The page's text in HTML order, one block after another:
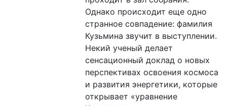
Однако происходит еще одно
странное совпадение: фамилия
Кузьмина звучит в выступлении.
Некий ученый делает
сенсационный доклад о новых
перспективах освоения космоса
и развития энергетики, которые
открывает «уравнение